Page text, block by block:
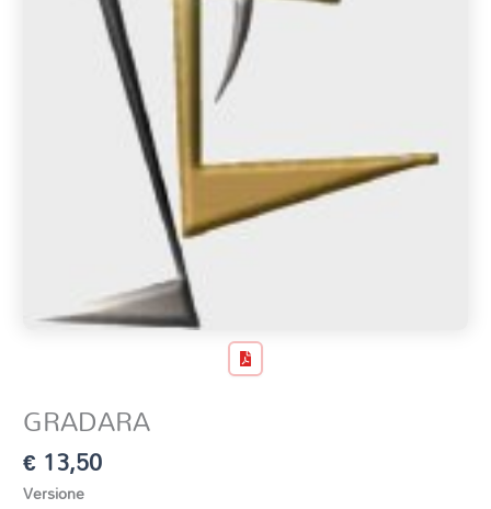
GRADARA
€ 13,50
Versione